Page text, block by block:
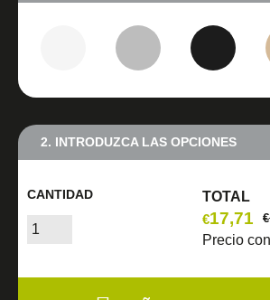
2. INTRODUZCA LAS OPCIONES
CANTIDAD
TOTAL
€17,71 €
Precio